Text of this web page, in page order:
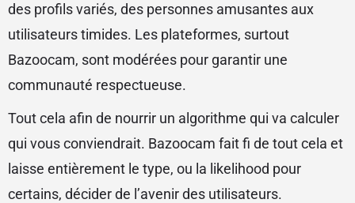
des profils variés, des personnes amusantes aux
utilisateurs timides. Les plateformes, surtout
Bazoocam, sont modérées pour garantir une
communauté respectueuse.
Tout cela afin de nourrir un algorithme qui va calculer
qui vous conviendrait. Bazoocam fait fi de tout cela et
laisse entièrement le type, ou la likelihood pour
certains, décider de l’avenir des utilisateurs.